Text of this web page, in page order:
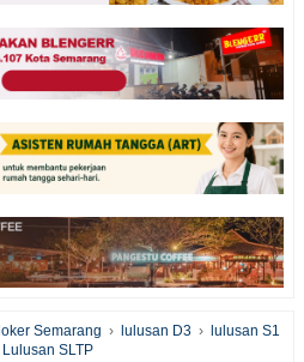
loker Semarang › lulusan D3 ›
lulusan S1
Lulusan SLTP